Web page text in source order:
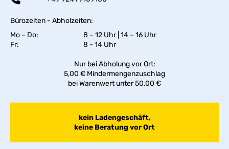
Bürozeiten - Abholzeiten:
Mo – Do:
8 – 12 Uhr | 14 – 16 Uhr
Fr:
8 - 14 Uhr
Nur bei Abholung vor Ort:
5,00 € Mindermengenzuschlag
bei Warenwert unter 50,00 €
kein Ladengeschäft,
keine Beratung vor Ort